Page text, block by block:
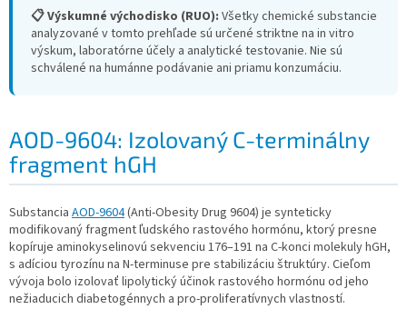
📋 Výskumné východisko (RUO): Všetky chemické substancie
analyzované v tomto prehľade sú určené striktne na in vitro
výskum, laboratórne účely a analytické testovanie. Nie sú
schválené na humánne podávanie ani priamu konzumáciu.
AOD-9604: Izolovaný C-terminálny
fragment hGH
Substancia AOD-9604(Anti-Obesity Drug 9604) je synteticky
modifikovaný fragment ľudského rastového hormónu, ktorý presne
kopíruje aminokyselinovú sekvenciu 176–191 na C-konci molekuly hGH,
s adíciou tyrozínu na N-terminuse pre stabilizáciu štruktúry. Cieľom
vývoja bolo izolovať lipolytický účinok rastového hormónu od jeho
nežiaducich diabetogénnych a pro-proliferatívnych vlastností.